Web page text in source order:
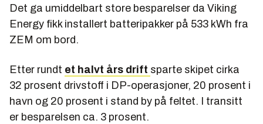
Det ga umiddelbart store besparelser da Viking
Energy fikk installert batteripakker på 533 kWh fra
ZEM om bord.
Etter rundt et halvt års drift sparte skipet cirka
32 prosent drivstoff i DP-operasjoner, 20 prosent i
havn og 20 prosent i stand by på feltet. I transitt
er besparelsen ca. 3 prosent.